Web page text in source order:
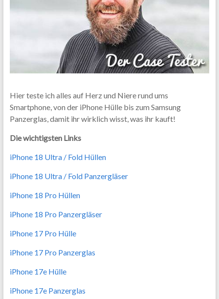
Hier teste ich alles auf Herz und Niere rund ums
Smartphone, von der iPhone Hülle bis zum Samsung
Panzerglas, damit ihr wirklich wisst, was ihr kauft!
Die wichtigsten Links
iPhone 18 Ultra / Fold Hüllen
iPhone 18 Ultra / Fold Panzergläser
iPhone 18 Pro Hüllen
iPhone 18 Pro Panzergläser
iPhone 17 Pro Hülle
iPhone 17 Pro Panzerglas
iPhone 17e Hülle
iPhone 17e Panzerglas